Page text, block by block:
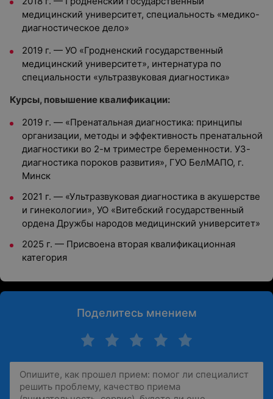
медицинский университет, специальность «медико-
диагностическое дело»
2019 г. — УО «Гродненский государственный
медицинский университет», интернатура по
специальности «ультразвуковая диагностика»
Курсы, повышение квалификации:
2019 г. — «Пренатальная диагностика: принципы
организации, методы и эффективность пренатальной
диагностики во 2-м триместре беременности. УЗ-
диагностика пороков развития», ГУО БелМАПО, г.
Минск
2021 г. — «Ультразвуковая диагностика в акушерстве
и гинекологии», УО «Витебский государственный
ордена Дружбы народов медицинский университет»
2025 г. — Присвоена вторая квалификационная
категория
Поделитесь мнением